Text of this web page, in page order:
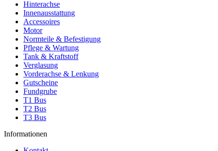
Hinterachse
Innenausstattung
Accessoires
Motor
Normteile & Befestigung
Pflege & Wartung
Tank & Kraftstoff
Verglasung
Vorderachse & Lenkung
Gutscheine
Fundgrube
T1 Bus
T2 Bus
T3 Bus
Informationen